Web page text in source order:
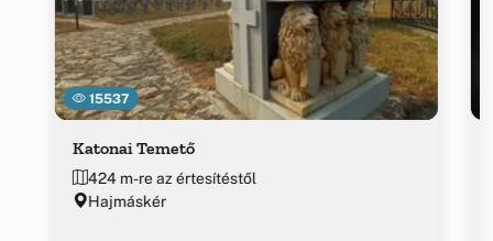
15537
Katonai Temető
424 m-re az értesítéstől
Hajmáskér